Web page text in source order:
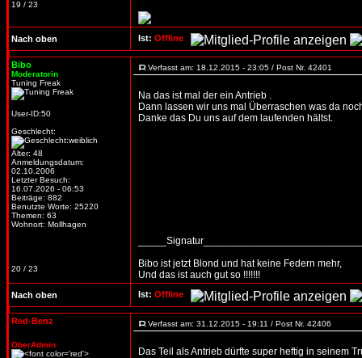
19 / 23
Nach oben Ist: Offline
Bibo
Moderatorin
Tuning Freak
User-ID:50
Geschlecht:
Alter: 48
Anmeldungsdatum:
02.10.2006
Letzter Besuch:
16.07.2026 - 06:53
Beiträge: 882
Benutzte Worte: 25220
Themen: 63
Wohnort: Mollhagen
20 / 23
Verfasst am: 18.12.2015 - 23:05 / Post Nr. 42401
Na das ist mal der ein Antrieb .
Dann lassen wir uns mal Überraschen was da
Danke das Du uns auf dem laufenden hältst.
Bibo ist jetzt Blond und hat keine Federn mehr,
Und das ist auch gut so !!!!!!!
Nach oben Ist: Offline
Red-Benz
OberAdmin
Verfasst am: 31.12.2015 - 19:11 / Post Nr. 42406
Das Teil als Antrieb dürfte super heftig in seinem